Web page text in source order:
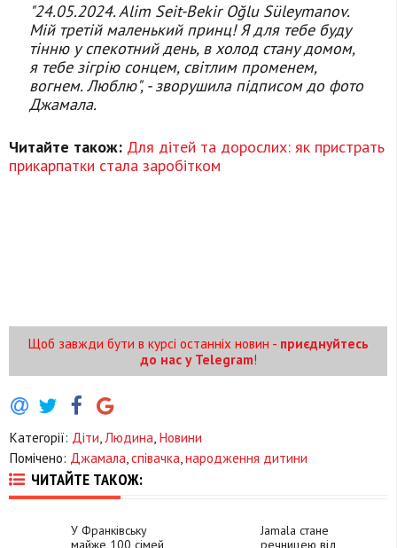
"24.05.2024. Alim Seit-Bekir Oğlu Süleymanov.
Мій третій маленький принц! Я для тебе буду
тінню у спекотний день, в холод стану домом,
я тебе зігрію сонцем, світлим променем,
вогнем. Люблю", - зворушила підписом до фото
Джамала.
Читайте також: Для дітей та дорослих: як пристрать
прикарпатки стала заробітком
Щоб завжди бути в курсі останніх новин - приєднуйтесь
до нас у Telegram!
Категорії: Діти Людина Новини
Помічено: Джамала співачка народження дитини
ЧИТАЙТЕ ТАКОЖ:
У Франківську
майже 100 сімей
Jamala стане
речницею від